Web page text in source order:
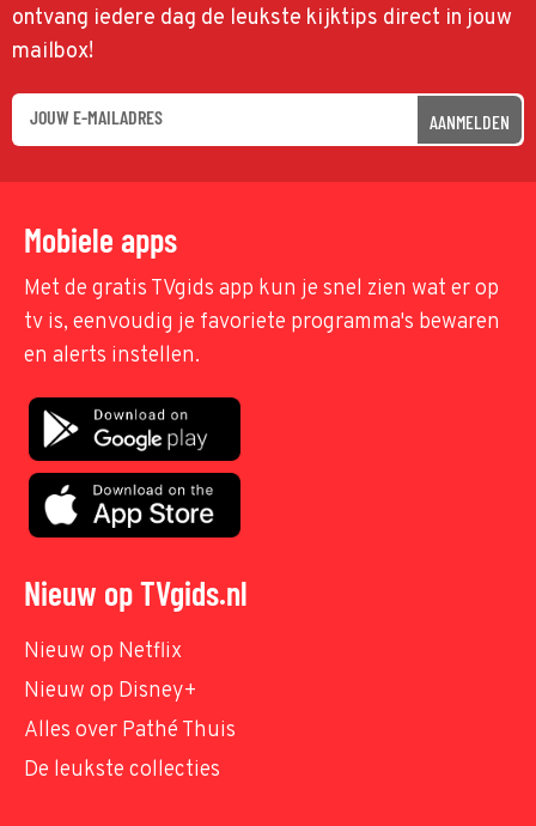
ontvang iedere dag de leukste kijktips direct in jouw
mailbox!
AANMELDEN
Mobiele apps
Met de gratis TVgids app kun je snel zien wat er op
tv is, eenvoudig je favoriete programma's bewaren
en alerts instellen.
Nieuw op TVgids.nl
Nieuw op Netflix
Nieuw op Disney+
Alles over Pathé Thuis
De leukste collecties